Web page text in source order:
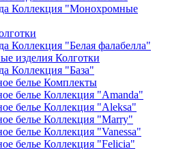
Коллекция "Монохромные
Коллекция "Белая фалабелла"
изделия Колготки
Коллекция "База"
белье Комплекты
белье Коллекция "Amanda"
белье Коллекция "Aleksa"
белье Коллекция "Marry"
белье Коллекция "Vanessa"
белье Коллекция "Felicia"